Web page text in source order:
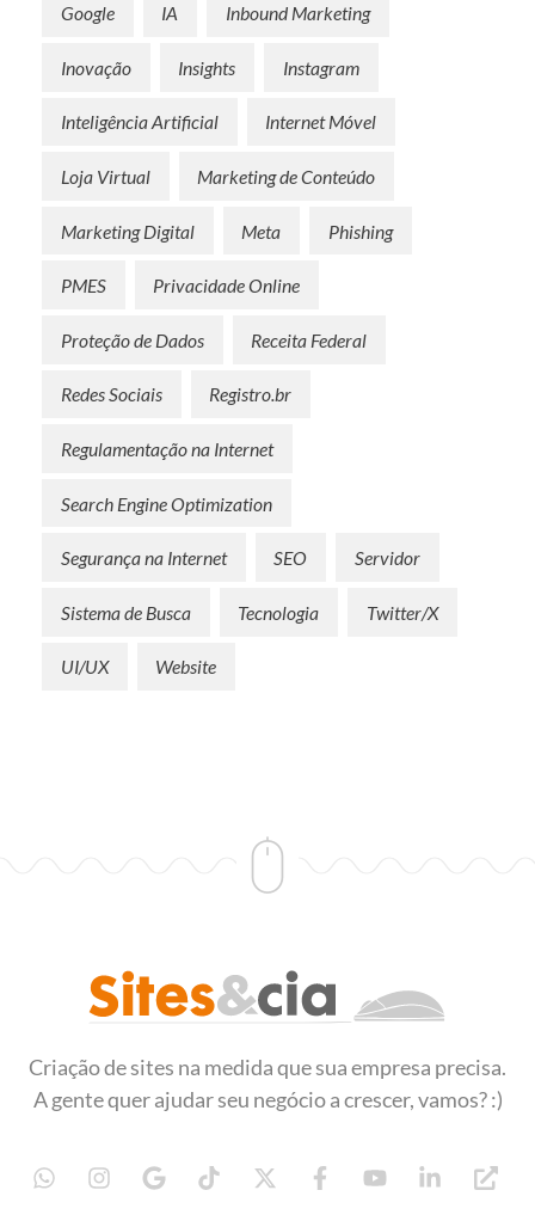
Google IA Inbound Marketing
Inovação Insights Instagram
Inteligência Artificial Internet Móvel
Loja Virtual Marketing de Conteúdo
Marketing Digital Meta Phishing
PMES Privacidade Online
Proteção de Dados Receita Federal
Redes Sociais Registro.br
Regulamentação na Internet
Search Engine Optimization
Segurança na Internet SEO Servidor
Sistema de Busca Tecnologia Twitter/X
UI/UX Website
Criação de sites na medida que sua empresa precisa.
A gente quer ajudar seu negócio a crescer, vamos? :)